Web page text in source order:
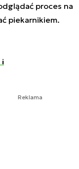
proces na
piekarnikiem.
i
Reklama